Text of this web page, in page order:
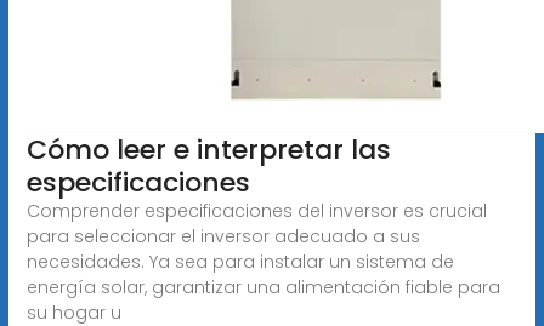
Cómo leer e interpretar las
especificaciones
Comprender especificaciones del inversor es crucial
para seleccionar el inversor adecuado a sus
necesidades. Ya sea para instalar un sistema de
energía solar, garantizar una alimentación fiable para
su hogar u